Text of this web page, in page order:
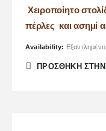
Χειροποίητο
πέρλες και ασημί
Availability: Εξαντλημένο
ΠΡΌΣΘΉΚΗ ΣΤΗΝ